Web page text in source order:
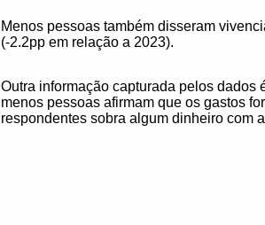
Menos pessoas também disseram
(-2.2pp em relação a 2023).
Outra informação capturada pelos dados
menos pessoas afirmam que os gastos
respondentes sobra algum dinheiro com